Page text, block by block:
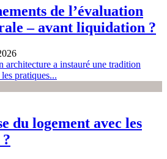
de l’évaluation
– avant liquidation ?
architecture a instauré une tradition
pratiques...
du logement avec les